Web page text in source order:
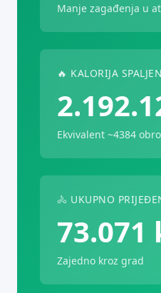
Manje zagađenja u
🔥 KALORIJA
Ekvivalent ~4384
🚴 UKUPNO
73.071
Zajedno kroz grad